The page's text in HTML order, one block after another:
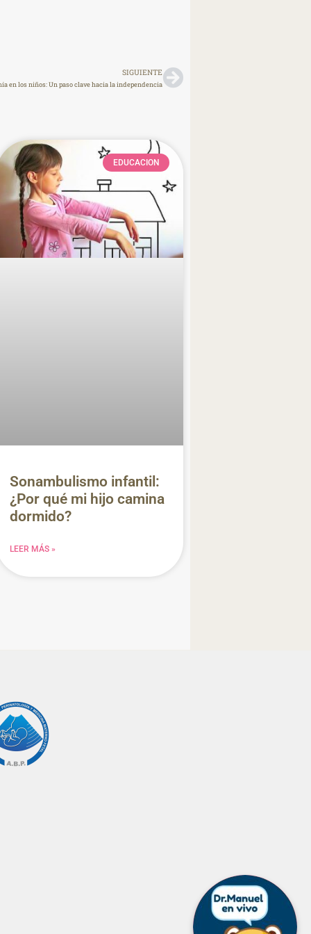
SIGUIENTE
en los niños: Un paso clave hacia la independencia
EDUCACION
Sonambulismo infantil:
¿Por qué mi hijo camina
dormido?
LEER MÁS »